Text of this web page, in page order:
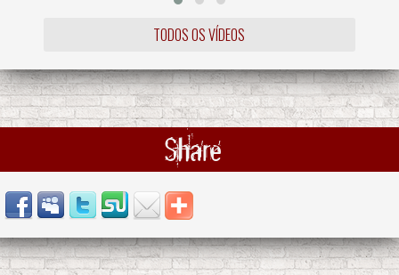
TODOS OS VÍDEOS
Share